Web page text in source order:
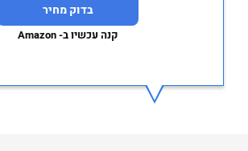
בדוק מחיר
קנה עכשיו ב- Amazon